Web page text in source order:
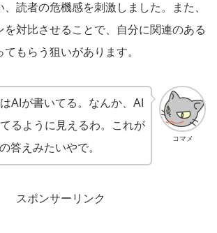
、読者の危機感を刺激しました。また、
を対比させることで、自分に関連のある
もらう狙いがあります。
コマメ
AIが書いてる。なんか、AI
るように見えるわ。これが
答えみたいやで。
スポンサーリンク